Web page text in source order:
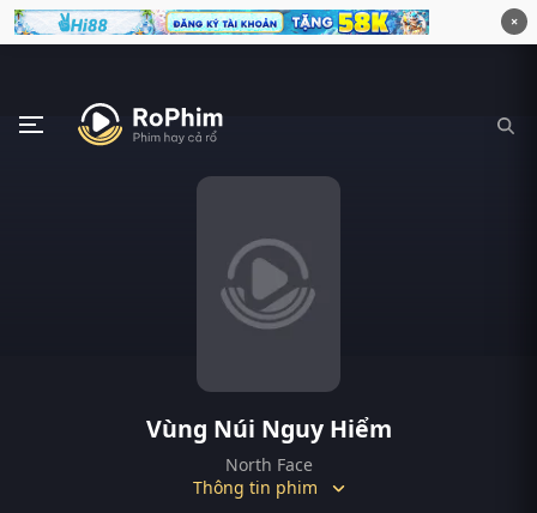
×
Vùng Núi Nguy Hiểm
North Face
Thông tin phim